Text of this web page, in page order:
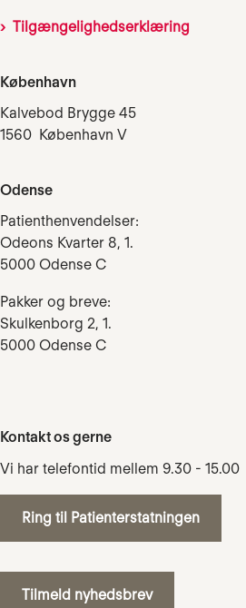
Tilgængelighedserklæring
København
Kalvebod Brygge 45
1560 København V
Odense
Patienthenvendelser:
Odeons Kvarter 8, 1.
5000 Odense C
Pakker og breve:
Skulkenborg 2, 1.
5000 Odense C
Kontakt os gerne
Vi har telefontid mellem 9.30 - 15.00
Ring til Patienterstatningen
Tilmeld nyhedsbrev